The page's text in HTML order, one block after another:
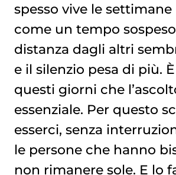
spesso vive le
come un tempo
distanza dagli altri
e il silenzio pesa di più.
questi giorni che
essenziale. Per questo
esserci, senza
le persone che hanno
non rimanere sole. E lo